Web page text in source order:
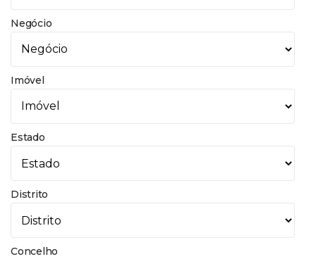
Negócio
Imóvel
Estado
Distrito
Concelho